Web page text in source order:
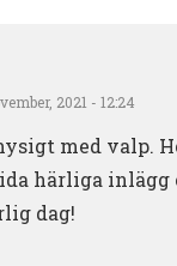
2021 - 12:24
med valp.
härliga inlägg
dag!